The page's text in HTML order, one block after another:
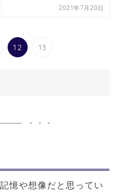
2021年7月20日
12 13
憶や想像だと思ってい